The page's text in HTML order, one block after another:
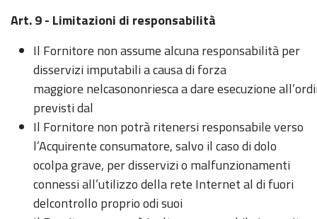
Art. 9 - Limitazioni di responsabilità
Il Fornitore non assume alcuna responsabilità per
disservizi imputabili a causa di forza
maggiore nelcasononriesca a dare esecuzione
previsti dal
Il Fornitore non potrà ritenersi responsabile verso
l’Acquirente consumatore, salvo il caso di dolo
ocolpa grave, per disservizi o malfunzionamenti
connessi all’utilizzo della rete Internet al di fuori
delcontrollo proprio odi suoi